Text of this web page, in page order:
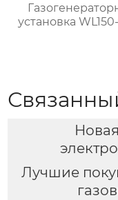
установка
Лучшие